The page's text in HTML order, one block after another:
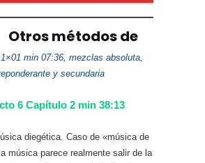
min 07:36, mezclas absoluta,
y secundaria
6 Capítulo 2 min 38:13
diegética. Caso de «música de
música parece realmente salir de la